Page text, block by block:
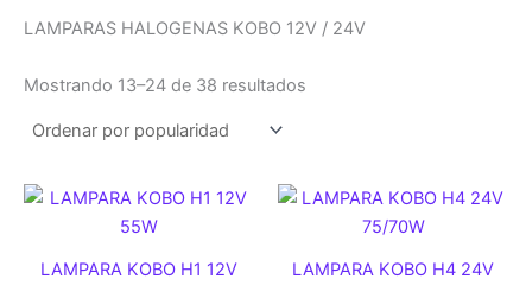
LAMPARAS HALOGENAS KOBO 12V / 24V
Mostrando 13–24 de 38 resultados
LAMPARA KOBO H1 12V
LAMPARA KOBO H4 24V